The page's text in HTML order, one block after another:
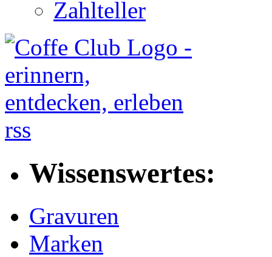
Zahlteller
rss
Wissenswertes:
Gravuren
Marken